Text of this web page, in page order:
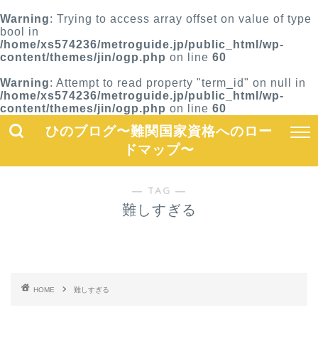
Warning: Trying to access array offset on value of type
bool in
/home/xs574236/metroguide.jp/public_html/wp-
content/themes/jin/ogp.php on line 60
Warning: Attempt to read property "term_id" on null in
/home/xs574236/metroguide.jp/public_html/wp-
content/themes/jin/ogp.php on line 60
ひのブログ〜難関国家資格へのロー
ドマップ〜
― TAG ―
難しすぎる
HOME 難しすぎる